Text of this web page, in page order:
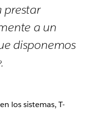
prestar
a un
disponemos
los sistemas, T-